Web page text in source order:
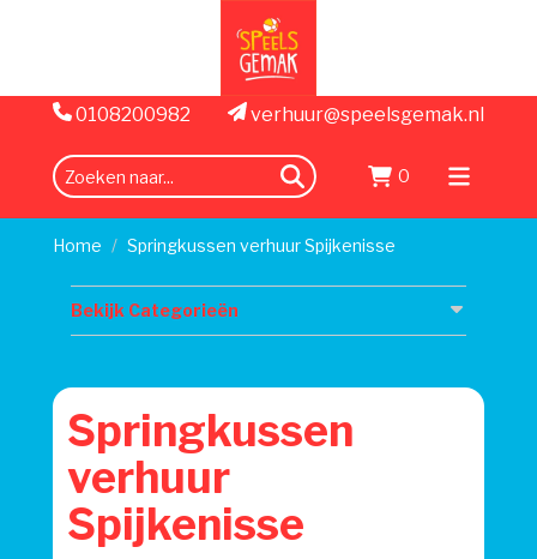
0108200982 verhuur@speelsgemak.nl
zoeken 0
Menu
Home
Springkussen verhuur Spijkenisse
Bekijk Categorieën
Springkussen
verhuur
Spijkenisse